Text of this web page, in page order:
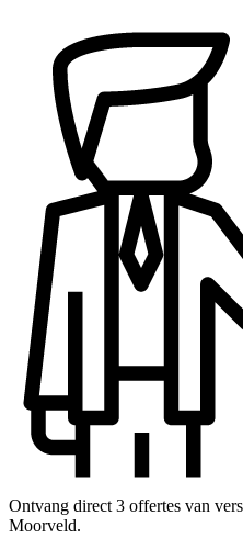
Ontvang direct 3 offertes van
Moorveld.